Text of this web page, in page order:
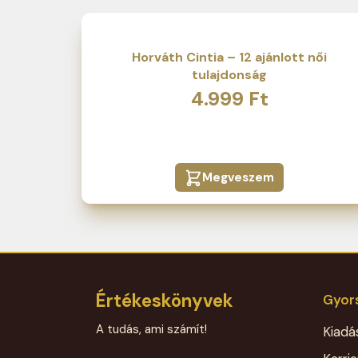
Horváth Cintia – 12 ajánlott női
tulajdonság
4.999 Ft
Megveszem
Értékeskönyvek
A tudás, ami számít!